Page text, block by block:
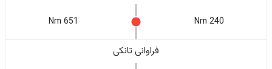
240 Nm
651 Nm
فراوانی تانکی